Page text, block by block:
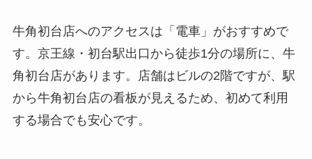
牛角初台店へのアクセスは「電車」がおすすめで
す。京王線・初台駅出口から徒歩1分の場所に、牛
角初台店があります。店舗はビルの2階ですが、駅
から牛角初台店の看板が見えるため、初めて利用
する場合でも安心です。